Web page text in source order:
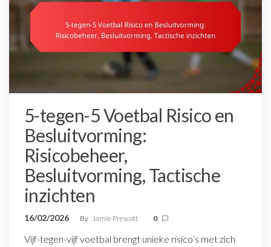
5-tegen-5 Voetbal Risico en
Besluitvorming:
Risicobeheer,
Besluitvorming, Tactische
inzichten
16/02/2026 By Jamie Prescott 0
Vijf-tegen-vijf voetbal brengt unieke risico’s met zich